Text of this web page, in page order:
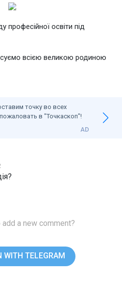
професійної освіти під
всією великою родиною
точку во всех
в "Точкаскоп"!
AD
a new comment?
WITH TELEGRAM